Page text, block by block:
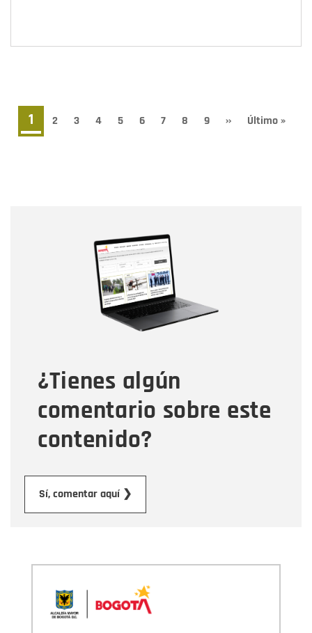
Paginación
Página
actual
1 Page
2 Page
3 Page
4 Page
5 Page
6 Page
7 Page
8 Page
9
Siguiente
››
Última
Último »
¿Tienes algún
comentario sobre este
contenido?
Sí, comentar aquí ❯
Correo electrónico
Tipo de comentario
Mensaje